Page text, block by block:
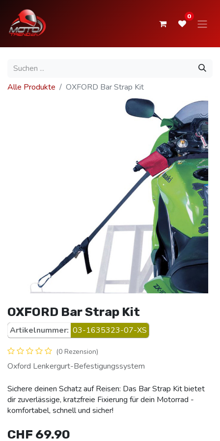
0
Alle Produkte OXFORD Bar Strap Kit
OXFORD Bar Strap Kit
Artikelnummer: 03-1635323-07-XS
(0 Rezension)
Oxford Lenkergurt-Befestigungssystem
Sichere deinen Schatz auf Reisen: Das Bar Strap Kit bietet
dir zuverlässige, kratzfreie Fixierung für dein Motorrad -
komfortabel, schnell und sicher!
CHF 69.90